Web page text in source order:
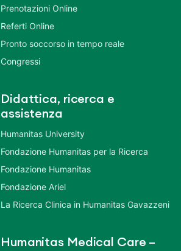
Prenotazioni Online
Referti Online
Pronto soccorso in tempo reale
Congressi
Didattica, ricerca e
assistenza
Humanitas University
Fondazione Humanitas per la Ricerca
Fondazione Humanitas
Fondazione Ariel
La Ricerca Clinica in Humanitas Gavazzeni
Humanitas Medical Care –